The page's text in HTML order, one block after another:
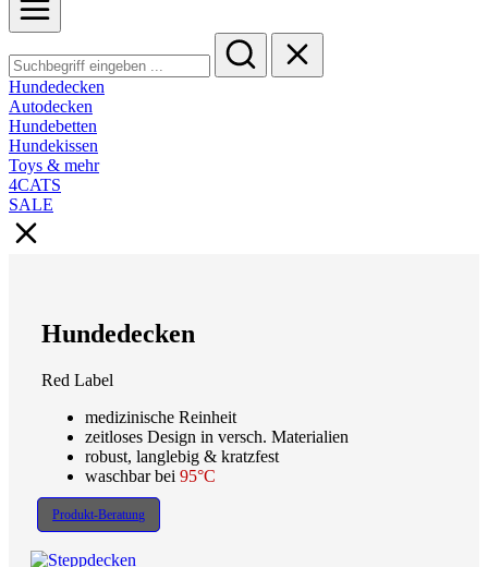
Hundedecken
Autodecken
Hundebetten
Hundekissen
Toys & mehr
4CATS
SALE
Hundedecken
Red Label
medizinische Reinheit
zeitloses Design in versch. Materialien
robust, langlebig & kratzfest
waschbar bei 95°C
Produkt-Beratung